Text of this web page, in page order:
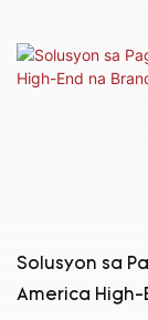
Solusyon sa
America High-